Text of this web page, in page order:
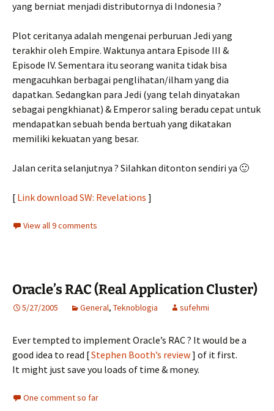
yang berniat menjadi distributornya di Indonesia ?
Plot ceritanya adalah mengenai perburuan Jedi yang
terakhir oleh Empire. Waktunya antara Episode III &
Episode IV. Sementara itu seorang wanita tidak bisa
mengacuhkan berbagai penglihatan/ilham yang dia
dapatkan. Sedangkan para Jedi (yang telah dinyatakan
sebagai pengkhianat) & Emperor saling beradu cepat untuk
mendapatkan sebuah benda bertuah yang dikatakan
memiliki kekuatan yang besar.
Jalan cerita selanjutnya ? Silahkan ditonton sendiri ya 🙂
[ Link download SW: Revelations ]
View all 9 comments
Oracle’s RAC (Real Application Cluster)
5/27/2005 General, Teknoblogia sufehmi
Ever tempted to implement Oracle’s RAC ? It would be a
good idea to read [Stephen Booth’s review] of it first.
It might just save you loads of time & money.
One comment so far